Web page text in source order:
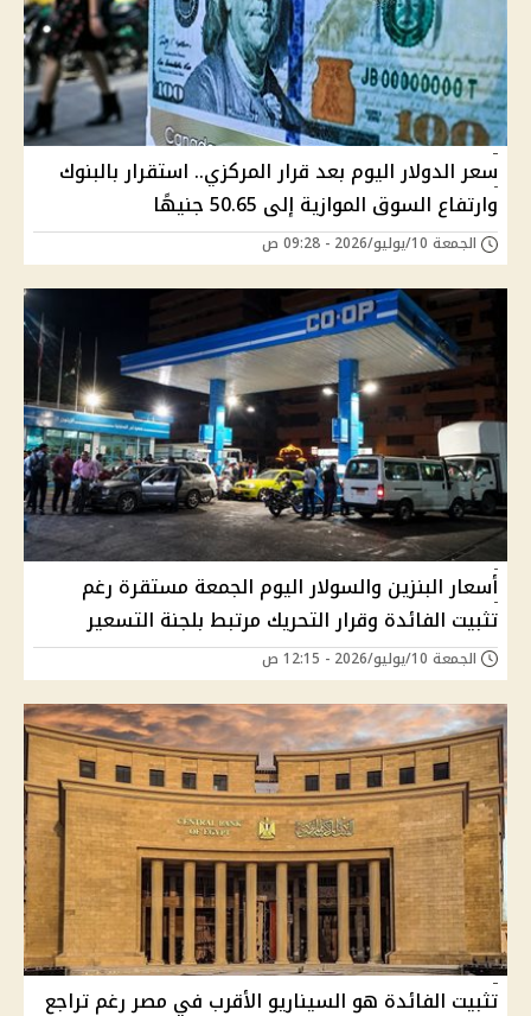
سعر الدولار اليوم بعد قرار المركزي.. استقرار بالبنوك
وارتفاع السوق الموازية إلى 50.65 جنيهًا
الجمعة 10/يوليو/2026 - 09:28 ص
أسعار البنزين والسولار اليوم الجمعة مستقرة رغم
تثبيت الفائدة وقرار التحريك مرتبط بلجنة التسعير
الجمعة 10/يوليو/2026 - 12:15 ص
تثبيت الفائدة هو السيناريو الأقرب في مصر رغم تراجع